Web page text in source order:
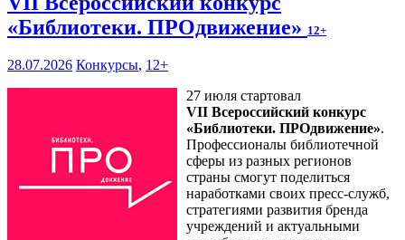
«Библиотеки. ПРОдвижение» 12+
28.07.2026 Конкурсы, 12+
27 июля стартовал
VII Всероссийский конкурс
«Библиотеки. ПРОдвижение».
Профессионалы библиотечной
сферы из разных регионов
страны смогут поделиться
наработками своих пресс-служб,
стратегиями развития бренда
учреждений и актуальными